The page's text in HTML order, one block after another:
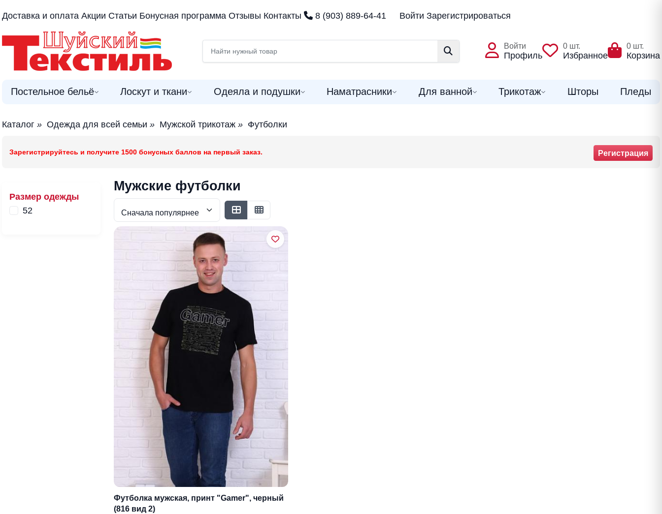
Доставка и оплата Акции Статьи Бонусная программа Отзывы Контакты 8 (903) 889-64-41 Войти Зарегистрироваться
Войти
Профиль
0 шт.
Избранное
0 шт.
Корзина
Постельное бельё Лоскут и ткани Одеяла и подушки Наматрасники Для ванной Трикотаж Шторы Пледы
Каталог » Одежда для всей семьи » Мужской трикотаж » Футболки
Зарегистрируйтесь и получите 1500 бонусных баллов на первый заказ. Регистрация
Размер одежды
52
Мужские футболки
Футболка мужская, принт "Gamer", черный
(816 вид 2)